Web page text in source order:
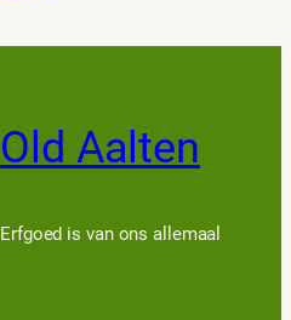
Old Aalten
Erfgoed is van ons allemaal